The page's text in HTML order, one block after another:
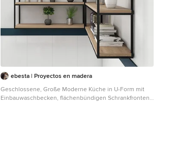
ebesta | Proyectos en madera
Geschlossene, Große Moderne Küche in U-Form mit
Einbauwaschbecken, flächenbündigen Schrankfronten,